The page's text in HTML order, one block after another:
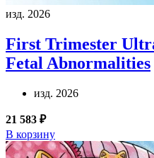
изд. 2026
First Trimester
Fetal Abnormalities
изд. 2026
21 583 ₽
В корзину